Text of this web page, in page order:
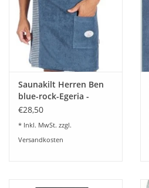
Saunakilt Herren Ben
blue-rock-Egeria -
€28,50
* Inkl. MwSt. zzgl.
Versandkosten